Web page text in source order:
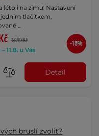
léto i na zimu! Nastavení
tlačítkem,
…
1 690 Kč
11.8. u Vás
-18%
Detail
bruslí zvolit?